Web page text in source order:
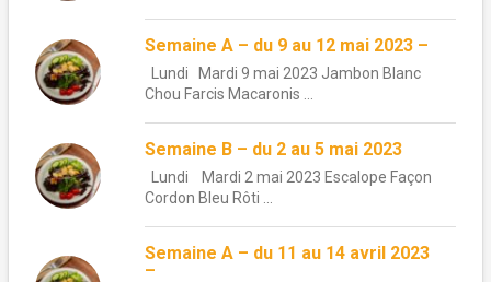
Semaine A – du 9 au 12 mai 2023 –
Lundi Mardi 9 mai 2023 Jambon Blanc
Chou Farcis Macaronis ...
Semaine B – du 2 au 5 mai 2023
Lundi Mardi 2 mai 2023 Escalope Façon
Cordon Bleu Rôti ...
Semaine A – du 11 au 14 avril 2023
–